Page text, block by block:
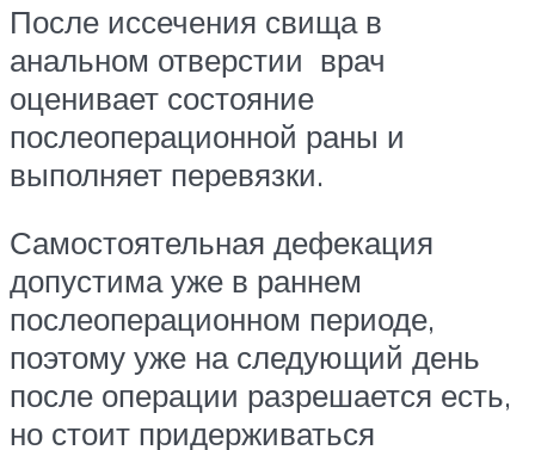
После иссечения свища в
анальном отверстии врач
оценивает состояние
послеоперационной раны и
выполняет перевязки.
Самостоятельная дефекация
допустима уже в раннем
послеоперационном периоде,
поэтому уже на следующий день
после операции разрешается есть,
но стоит придерживаться